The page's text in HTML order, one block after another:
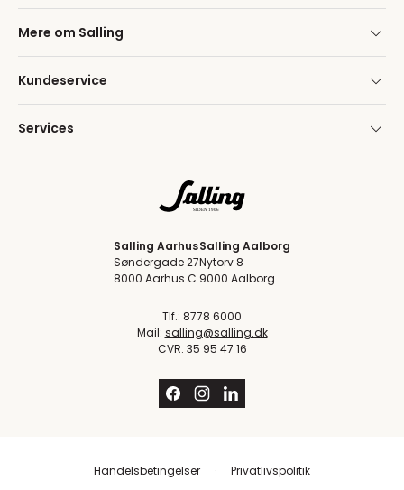
Mere om Salling
Kundeservice
Services
Salling Aarhus
Søndergade 27
8000 Aarhus C
Salling Aalborg
Nytorv 8
9000 Aalborg
Tlf.: 8778 6000
Mail: salling@salling.dk
CVR: 35 95 47 16
Handelsbetingelser Privatlivspolitik